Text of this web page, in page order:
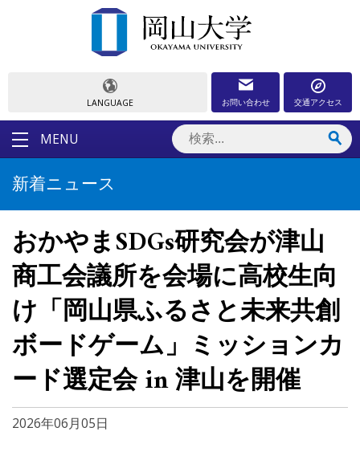
LANGUAGE お問い合わせ 交通アクセス
MENU
新着ニュース
おかやまSDGs研究会が津山
商工会議所を会場に高校生向
け「岡山県ふるさと未来共創
ボードゲーム」ミッションカ
ード選定会 in 津山を開催
2026年06月05日